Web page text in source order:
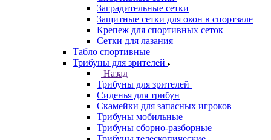
Заградительные сетки
Защитные сетки для окон в спортзале
Крепеж для спортивных сеток
Сетки для лазания
Табло спортивные
Трибуны для зрителей
Назад
Трибуны для зрителей
Сиденья для трибун
Скамейки для запасных игроков
Трибуны мобильные
Трибуны сборно-разборные